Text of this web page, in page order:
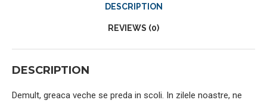
DESCRIPTION
REVIEWS (0)
DESCRIPTION
Demult, greaca veche se preda in scoli. In zilele noastre, ne